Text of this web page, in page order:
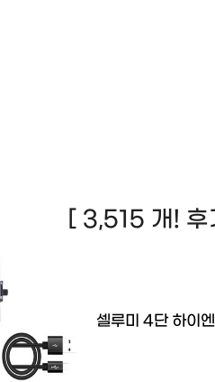
[ 3,515 개!
셀루미 4단 하이